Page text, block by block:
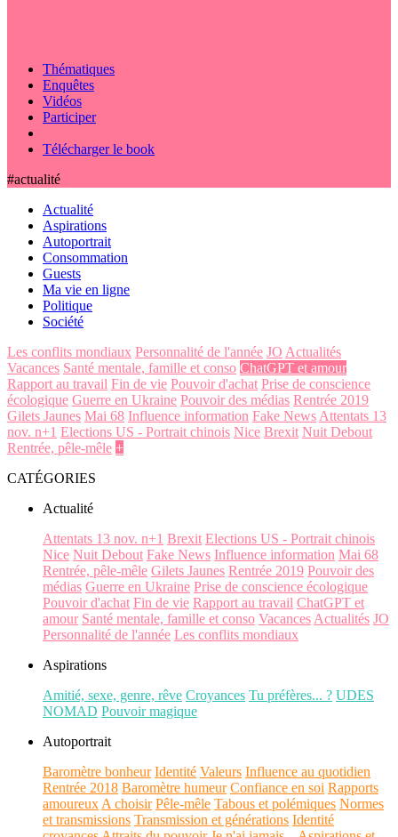
Thématiques
Enquêtes
Vidéos
Participer
Télécharger le book
#actualité
Actualité
Aspirations
Autoportrait
Consommation
Guests
Ma vie en ligne
Politique
Société
Les conflits mondiaux Personnalité de l'année JO Actualités
Vacances Santé mentale, famille et conso ChatGPT et amour
Rapport au travail Fin de vie Pouvoir d'achat Prise de conscience
écologique Guerre en Ukraine Pouvoir des médias Rentrée 2019
Gilets Jaunes Mai 68 Influence information Fake News Attentats 13
nov. n+1 Elections US - Portrait chinois Nice Brexit Nuit Debout
Rentrée, pêle-mêle +
CATÉGORIES
Actualité
Attentats 13 nov. n+1 Brexit Elections US - Portrait chinois
Nice Nuit Debout Fake News Influence information Mai 68
Rentrée, pêle-mêle Gilets Jaunes Rentrée 2019 Pouvoir des
médias Guerre en Ukraine Prise de conscience écologique
Pouvoir d'achat Fin de vie Rapport au travail ChatGPT et
amour Santé mentale, famille et conso Vacances Actualités JO
Personnalité de l'année Les conflits mondiaux
Aspirations
Amitié, sexe, genre, rêve Croyances Tu préfères... ? UDES
NOMAD Pouvoir magique
Autoportrait
Baromètre bonheur Identité Valeurs Influence au quotidien
Rentrée 2018 Baromètre humeur Confiance en soi Rapports
amoureux A choisir Pêle-mêle Tabous et polémiques Normes
et transmissions Transmission et générations Identité